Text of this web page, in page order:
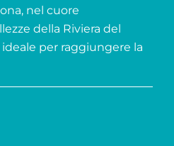
nel cuore
della Riviera del
per raggiungere la